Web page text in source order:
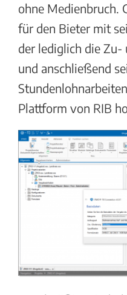
ohne Medienbruch.
für den Bieter mit
der lediglich die Zu-
und anschließend
Plattform von RIB